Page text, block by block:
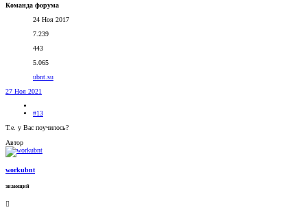
Команда форума
24 Ноя 2017
7.239
443
5.065
ubnt.su
27 Ноя 2021
#13
Т.е. у Вас поучилось?
Автор
workubnt
знающий